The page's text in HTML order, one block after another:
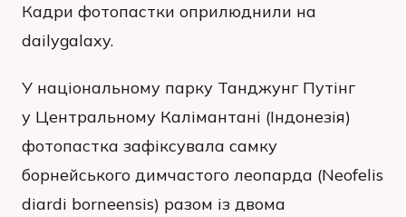
Кадри фотопастки оприлюднили на
dailygalaxy.
У національному парку Танджунг Путінг
у Центральному Калімантані (Індонезія)
фотопастка зафіксувала самку
борнейського димчастого леопарда (Neofelis
diardi borneensis) разом із двома